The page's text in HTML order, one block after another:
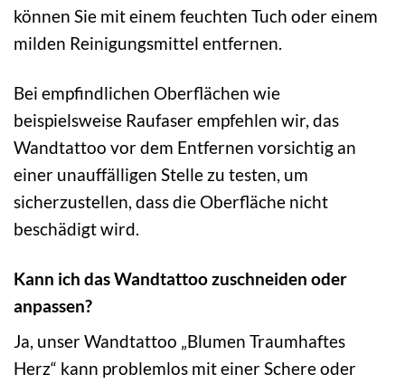
können Sie mit einem feuchten Tuch oder einem
milden Reinigungsmittel entfernen.
Bei empfindlichen Oberflächen wie
beispielsweise Raufaser empfehlen wir, das
Wandtattoo vor dem Entfernen vorsichtig an
einer unauffälligen Stelle zu testen, um
sicherzustellen, dass die Oberfläche nicht
beschädigt wird.
Kann ich das Wandtattoo zuschneiden oder
anpassen?
Ja, unser Wandtattoo „Blumen Traumhaftes
Herz“ kann problemlos mit einer Schere oder